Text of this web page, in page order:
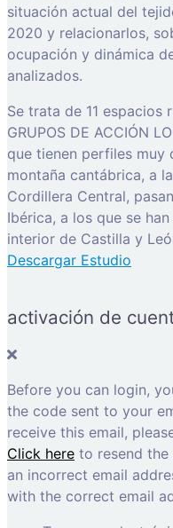
situación actual del
2020 y relacionarlos,
ocupación y dinámica
analizados.
Se trata de 11 espacios
GRUPOS DE ACCIÓN
que tienen perfiles muy
montaña cantábrica, a
Cordillera Central,
Ibérica, a los que se
interior de Castilla y
Descargar Estudio
activación de
Before you can login,
the code sent to your
receive this email,
Click here to resend
an incorrect email
with the correct email